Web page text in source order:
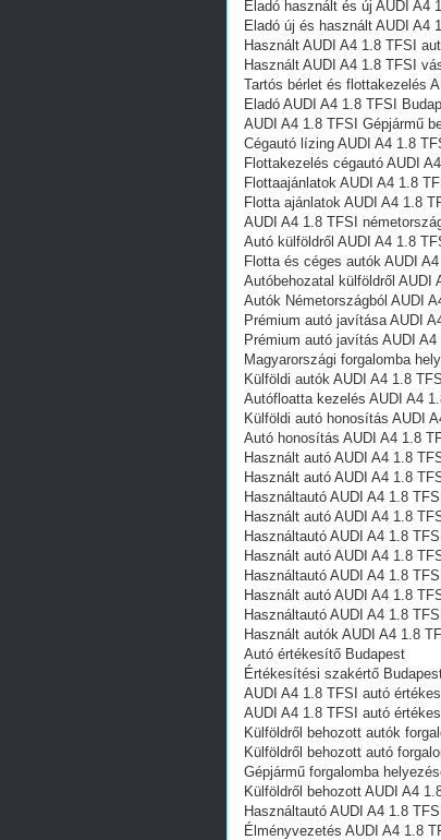
Eladó használt és új AUDI A4
Eladó új és használt AUDI A4
Használt AUDI A4 1.8 TFSI
Használt AUDI A4 1.8 TFSI
Tartós bérlet és flottakezelés
Eladó AUDI A4 1.8 TFSI
AUDI A4 1.8 TFSI Gépjármű
Cégautó lízing AUDI A4 1.8
Flottakezelés cégautó AUDI
Flottaajánlatok AUDI A4 1.8
Flotta ajánlatok AUDI A4 1.8
AUDI A4 1.8 TFSI
Autó külföldről AUDI A4 1.8
Flotta és céges autók AUDI
Autóbehozatal külföldről AUDI
Autók Németországból‎ AUDI
Prémium autó javítása AUDI
Prémium autó javítás AUDI
Magyarországi forgalomba
Külföldi autók‎ AUDI A4 1.8
Autófloatta kezelés AUDI A4
Külföldi autó honosítás AUDI
Autó honosítás AUDI A4 1.8
Használt autó‎ AUDI A4 1.8
Használt autó‎ AUDI A4 1.8
Használtautó‎ AUDI A4 1.8
Használt autó‎ AUDI A4 1.8
Használtautó‎ AUDI A4 1.8
Használt autó‎ AUDI A4 1.8
Használtautó‎ AUDI A4 1.8
Használt autó‎ AUDI A4 1.8
Használtautó‎ AUDI A4 1.8
Használt autó‎k AUDI A4 1.8
Autó értékesítő Budapest
Értékesítési szakértő
AUDI A4 1.8 TFSI autó
AUDI A4 1.8 TFSI autó
Külföldről behozott autók
Külföldről behozott autó
Gépjármű forgalomba
Külföldről behozott AUDI A4
Használtautó‎ AUDI A4 1.8
Élményvezetés AUDI A4 1.8